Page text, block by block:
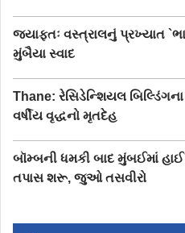
જ્યાફતઃ વસ્ત્રાલનું પ્રખ્યાત
મુંબૈયા સ્વાદ
Thane: રેસિડેન્શિયલ
વર્ષીય વૃદ્ધનો મૃતદેહ
બૉમ્બની ધમકી બાદ મુંબઈમાં હાઈ
તપાસ શરૂ, જુઓ તસવીરો